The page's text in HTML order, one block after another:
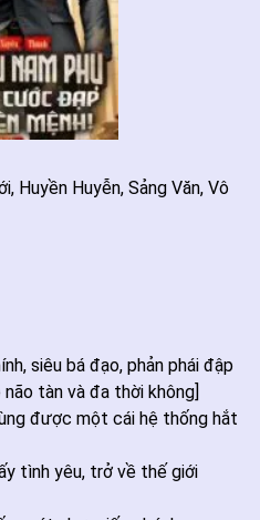
, Huyền Huyễn, Sảng Văn, Vô
siêu bá đạo, phản phái đập
tàn và đa thời không]
được một cái hệ thống hắt
tình yêu, trở về thế giới